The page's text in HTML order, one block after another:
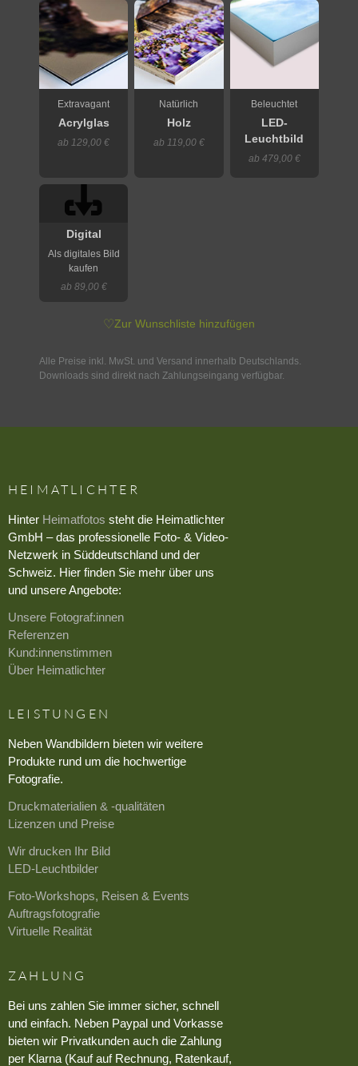
Extravagant
Acrylglas
ab 129,00 €
Natürlich
Holz
ab 119,00 €
Beleuchtet
LED-
Leuchtbild
ab 479,00 €
Digital
Als digitales Bild
kaufen
ab 89,00 €
♡Zur Wunschliste hinzufügen
Alle Preise inkl. MwSt. und Versand innerhalb Deutschlands.
Downloads sind direkt nach Zahlungseingang verfügbar.
HEIMATLICHTER
Hinter Heimatfotos steht die Heimatlichter
GmbH – das professionelle Foto- & Video-
Netzwerk in Süddeutschland und der
Schweiz. Hier finden Sie mehr über uns
und unsere Angebote:
Unsere Fotograf:innen
Referenzen
Kund:innenstimmen
Über Heimatlichter
LEISTUNGEN
Neben Wandbildern bieten wir weitere
Produkte rund um die hochwertige
Fotografie.
Druckmaterialien & -qualitäten
Lizenzen und Preise
Wir drucken Ihr Bild
LED-Leuchtbilder
Foto-Workshops, Reisen & Events
Auftragsfotografie
Virtuelle Realität
ZAHLUNG
Bei uns zahlen Sie immer sicher, schnell
und einfach. Neben Paypal und Vorkasse
bieten wir Privatkunden auch die Zahlung
per Klarna (Kauf auf Rechnung, Ratenkauf,